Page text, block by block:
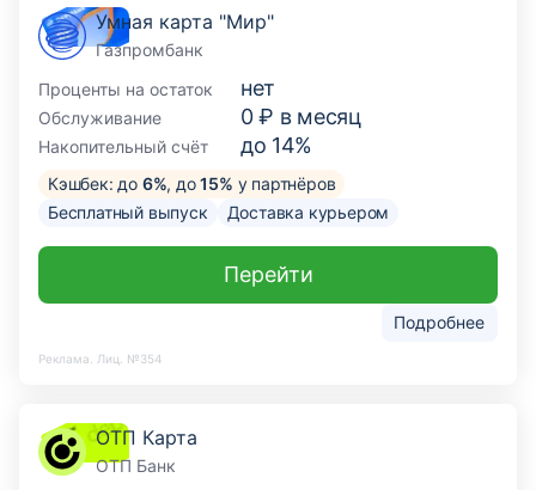
Умная карта "Мир"
Газпромбанк
Проценты на остаток
нет
Обслуживание 0 ₽ в месяц
Накопительный счёт до 14%
Кэшбек: до 6%, до15% у партнёров
Бесплатный выпуск
Доставка курьером
Подробнее
Перейти
Реклама. Лиц. №354
ОТП Карта
ОТП Банк